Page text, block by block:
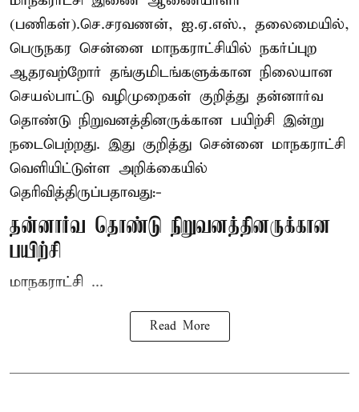
(பணிகள்).செ.சரவணன், ஐ.ஏ.எஸ்., தலைமையில்,
பெருநகர சென்னை மாநகராட்சியில் நகர்ப்புற
ஆதரவற்றோர் தங்குமிடங்களுக்கான நிலையான
செயல்பாட்டு வழிமுறைகள் குறித்து தன்னார்வ
தொண்டு நிறுவனத்தினருக்கான பயிற்சி இன்று
நடைபெற்றது. இது குறித்து சென்னை மாநகராட்சி
வெளியிட்டுள்ள அறிக்கையில்
தெரிவித்திருப்பதாவது:-
தன்னார்வ தொண்டு நிறுவனத்தினருக்கான
பயிற்சி
மாநகராட்சி ...
Read More